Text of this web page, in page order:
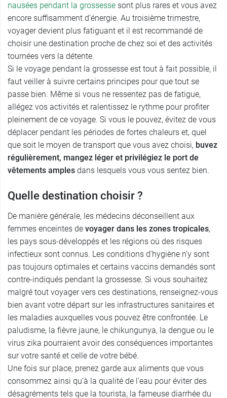
nausées pendant la grossesse sont plus rares et vous avez
encore suffisamment d’énergie. Au troisième trimestre,
voyager devient plus fatiguant et il est recommandé de
choisir une destination proche de chez soi et des activités
tournées vers la détente.
Si le voyage pendant la grossesse est tout à fait possible, il
faut veiller à suivre certains principes pour que tout se
passe bien. Même si vous ne ressentez pas de fatigue,
allégez vos activités et ralentissez le rythme pour profiter
pleinement de ce voyage. Si vous le pouvez, évitez de vous
déplacer pendant les périodes de fortes chaleurs et, quel
que soit le moyen de transport que vous avez choisi, buvez
régulièrement, mangez léger et privilégiez le port de
vêtements amples dans lesquels vous vous sentez bien.
Quelle destination choisir ?
De manière générale, les médecins déconseillent aux
femmes enceintes de voyager dans les zones tropicales,
les pays sous-développés et les régions où des risques
infectieux sont connus. Les conditions d’hygiène n’y sont
pas toujours optimales et certains vaccins demandés sont
contre-indiqués pendant la grossesse. Si vous souhaitez
malgré tout voyager vers ces destinations, renseignez-vous
bien avant votre départ sur les infrastructures sanitaires et
les maladies auxquelles vous pouvez être confrontée. Le
paludisme, la fièvre jaune, le chikungunya, la dengue ou le
virus zika pourraient avoir des conséquences importantes
sur votre santé et celle de votre bébé.
Une fois sur place, prenez garde aux aliments que vous
consommez ainsi qu’à la qualité de l’eau pour éviter des
désagréments tels que la tourista, la fameuse diarrhée du